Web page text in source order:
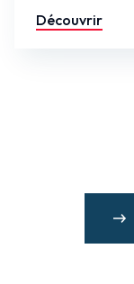
Découvrir